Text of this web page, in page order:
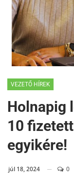
VEZETŐ HÍREK
Holnapig
10
egyikére!
júl 18, 2024 0